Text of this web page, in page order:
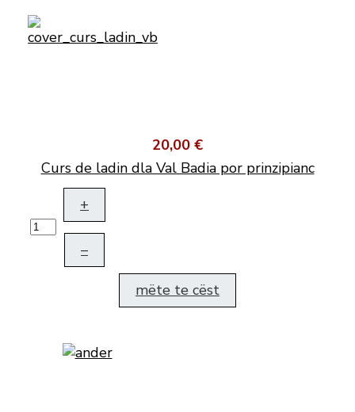
20,00 €
Curs de ladin dla Val Badia por prinzipianc
+
–
mëte te cëst